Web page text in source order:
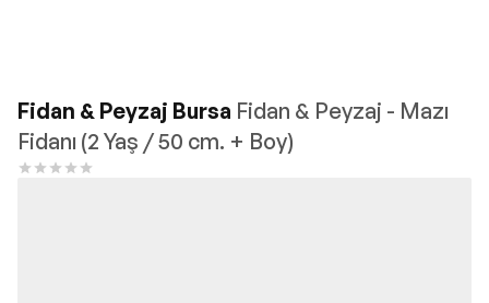
Fidan & Peyzaj Bursa Fidan & Peyzaj - Mazı
Fidanı (2 Yaş / 50 cm. + Boy)